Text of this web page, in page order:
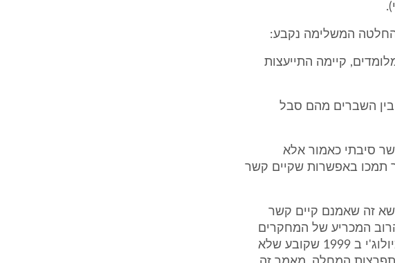
קיימה התייעצות
השברים מהם סבל
סיבתי כאמור אלא
תמכו באפשרות שקיים קשר
זה שאמנם קיים קשר
המכריע של המחקרים
שנעשו . . . זה כולל מחקר אחרון שהופיע בעתון נירואפידמיולוג'י ב 1999 שקובע שלא